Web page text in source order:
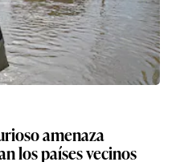
amenaza
los países vecinos